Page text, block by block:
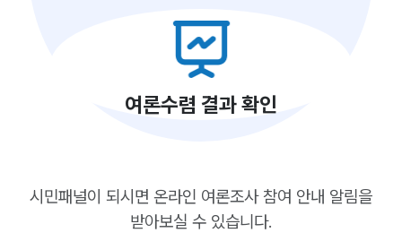
여론수렴 결과 확인
시민패널이 되시면 온라인 여론조사 참여 안내 알림을
받아보실 수 있습니다.